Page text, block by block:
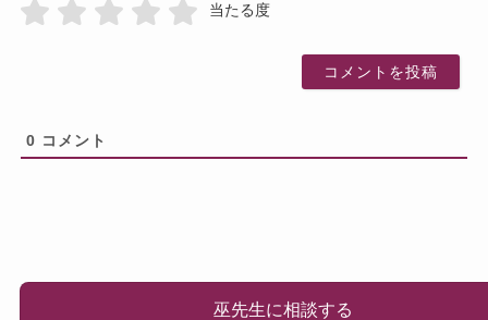
当たる度
0 コメント
巫先生に相談する